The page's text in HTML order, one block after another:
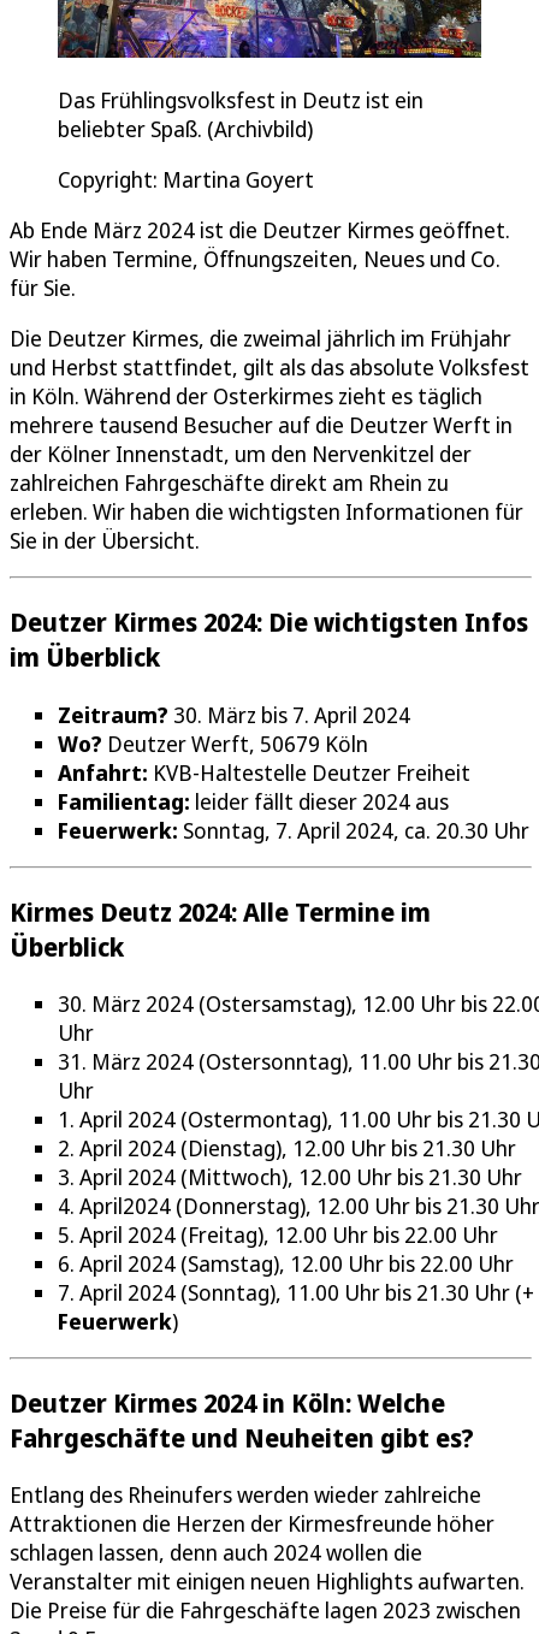
Das Frühlingsvolksfest in Deutz ist ein
beliebter Spaß. (Archivbild)
Copyright: Martina Goyert
Ab Ende März 2024 ist die Deutzer Kirmes geöffnet.
Wir haben Termine, Öffnungszeiten, Neues und Co.
für Sie.
Die Deutzer Kirmes, die zweimal jährlich im Frühjahr
und Herbst stattfindet, gilt als das absolute Volksfest
in Köln. Während der Osterkirmes zieht es täglich
mehrere tausend Besucher auf die Deutzer Werft in
der Kölner Innenstadt, um den Nervenkitzel der
zahlreichen Fahrgeschäfte direkt am Rhein zu
erleben. Wir haben die wichtigsten Informationen für
Sie in der Übersicht.
Deutzer Kirmes 2024: Die wichtigsten Infos
im Überblick
Zeitraum? 30. März bis 7. April 2024
Wo? Deutzer Werft, 50679 Köln
Anfahrt: KVB-Haltestelle Deutzer Freiheit
Familientag: leider fällt dieser 2024 aus
Feuerwerk: Sonntag, 7. April 2024, ca. 20.30 Uhr
Kirmes Deutz 2024: Alle Termine im
Überblick
30. März 2024 (Ostersamstag), 12.00 Uhr bis
Uhr
31. März 2024 (Ostersonntag), 11.00 Uhr bis
Uhr
1. April 2024 (Ostermontag), 11.00 Uhr bis 21.30
2. April 2024 (Dienstag), 12.00 Uhr bis 21.30 Uhr
3. April 2024 (Mittwoch), 12.00 Uhr bis 21.30 Uhr
4. April2024 (Donnerstag), 12.00 Uhr bis 21.30 Uhr
5. April 2024 (Freitag), 12.00 Uhr bis 22.00 Uhr
6. April 2024 (Samstag), 12.00 Uhr bis 22.00 Uhr
7. April 2024 (Sonntag), 11.00 Uhr bis 21.30 Uhr (+
Feuerwerk)
Deutzer Kirmes 2024 in Köln: Welche
Fahrgeschäfte und Neuheiten gibt es?
Entlang des Rheinufers werden wieder zahlreiche
Attraktionen die Herzen der Kirmesfreunde höher
schlagen lassen, denn auch 2024 wollen die
Veranstalter mit einigen neuen Highlights aufwarten.
Die Preise für die Fahrgeschäfte lagen 2023 zwischen